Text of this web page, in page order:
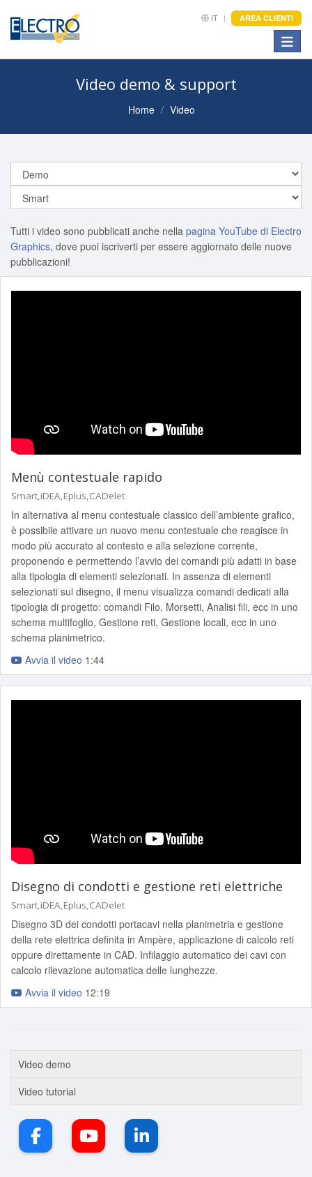
IT AREA CLIENTI
Video demo & support
Home Video
Tutti i video sono pubblicati anche nella pagina YouTube di Electro
Graphics, dove puoi iscriverti per essere aggiornato delle nuove
pubblicazioni!
Menù contestuale rapido
Smart,iDEA,Eplus,CADelet
In alternativa al menu contestuale classico dell’ambiente grafico,
è possibile attivare un nuovo menu contestuale che reagisce in
modo più accurato al contesto e alla selezione corrente,
proponendo e permettendo l’avvio dei comandi più adatti in base
alla tipologia di elementi selezionati. In assenza di elementi
selezionati sul disegno, il menu visualizza comandi dedicati alla
tipologia di progetto: comandi Filo, Morsetti, Analisi fili, ecc in uno
schema multifoglio, Gestione reti, Gestione locali, ecc in uno
schema planimetrico.
Avvia il video 1:44
Disegno di condotti e gestione reti elettriche
Smart,iDEA,Eplus,CADelet
Disegno 3D dei condotti portacavi nella planimetria e gestione
della rete elettrica definita in Ampère, applicazione di calcolo reti
oppure direttamente in CAD. Infilaggio automatico dei cavi con
calcolo rilevazione automatica delle lunghezze.
Avvia il video 12:19
Video demo
Video tutorial